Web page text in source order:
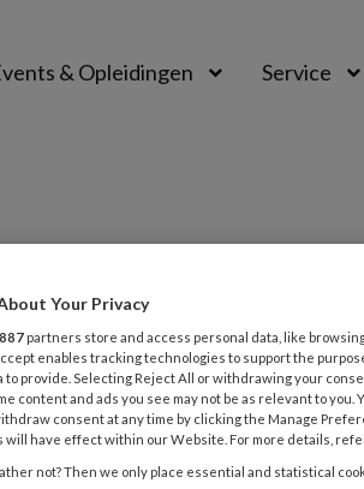
& Opleidingen Service
ONDERZOEK
in de ggz.
Your Privacy
887 partners store and access personal data, like
enables tracking technologies to support the
to provide. Selecting Reject All or withdrawing your
content and ads you see may not be as relevant to
consent at any time by clicking the Manage
will have effect within our Website. For more details,
not? Then we only place essential and statistical